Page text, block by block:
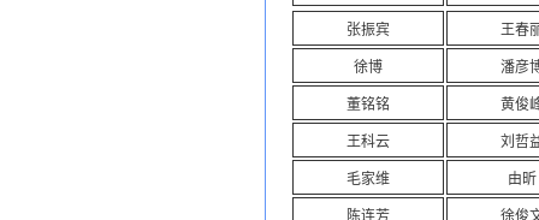
张振宾 王春
徐博 潘彦
董铭铭 黄俊
王科云 刘哲
毛家维 由昕
陈连芳 徐俊